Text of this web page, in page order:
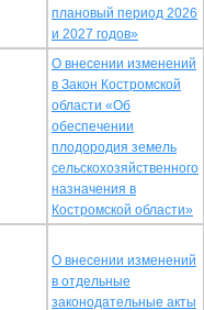
плановый период 2026
и 2027 годов»
О внесении изменений
в Закон Костромской
области «Об
обеспечении
плодородия земель
сельскохозяйственного
назначения в
Костромской области»
О внесении изменений
в отдельные
законодательные акты